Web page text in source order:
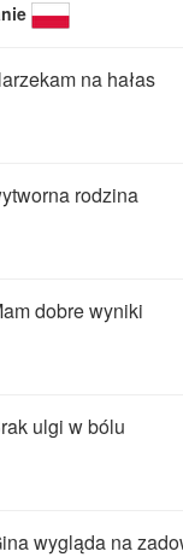
na hałas
rodzina
dobre wyniki
ulgi w bólu
wygląda na